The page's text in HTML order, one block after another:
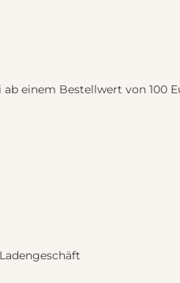
ab einem Bestellwert von 100
Ladengeschäft